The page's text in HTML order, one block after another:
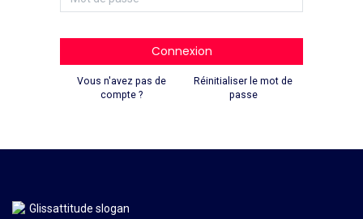
Connexion
Vous n'avez pas de
compte ?
Réinitialiser le mot de
passe